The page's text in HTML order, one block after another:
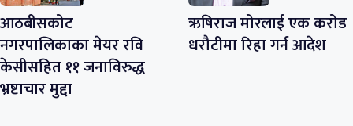
आठबीसकोट
नगरपालिकाका मेयर रवि
केसीसहित ११ जनाविरुद्ध
भ्रष्टाचार मुद्दा
ऋषिराज मोरलाई एक करोड
धरौटीमा रिहा गर्न आदेश